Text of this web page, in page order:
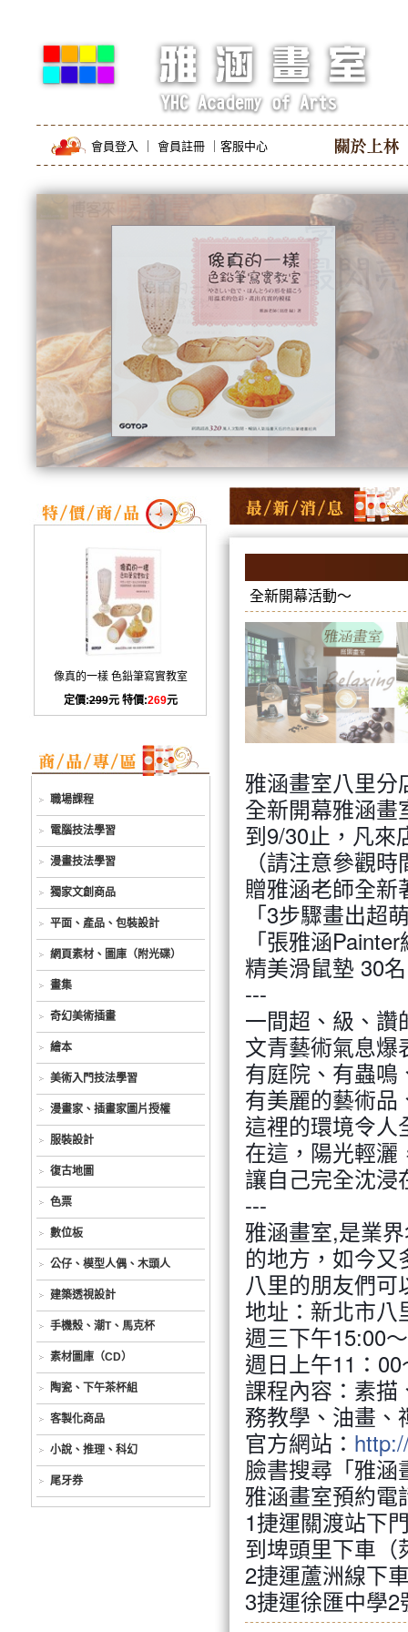
會員登入 會員註冊 客服中心
像真的一樣 色鉛筆寫實教室
定價:299元 特價:269元
職場課程
電腦技法學習
漫畫技法學習
獨家文創商品
平面、產品、包裝設計
網頁素材、圖庫（附光碟）
畫集
奇幻美術插畫
繪本
美術入門技法學習
漫畫家、插畫家圖片授權
服裝設計
復古地圖
色票
數位板
公仔、模型人偶、木頭人
建築透視設計
手機殼、潮T、馬克杯
素材圖庫（CD）
陶瓷、下午茶杯組
客製化商品
小說、推理、科幻
尾牙券
全新開幕活動～
雅涵畫室八里分
全新開幕雅涵畫
到9/30止，凡來
（請注意參觀
贈雅涵老師全新
「3步驟畫出超
「張雅涵
精美滑鼠墊 30名
---
一間超、級、讚
文青藝術氣息爆
有庭院、有蟲鳴
有美麗的藝術品
這裡的環境令人
在這，陽光輕灑
讓自己完全沈浸
---
雅涵畫室,是業
的地方，如今
八里的朋友們
地址：新北市八
週三下午15:00
週日上午11：
課程內容：素描
務教學、油畫、
官方網站：
臉書搜尋「雅涵
雅涵畫室預約電
1捷運關渡站下
到埤頭里下車（
2捷運蘆洲線下
3捷運徐匯中學